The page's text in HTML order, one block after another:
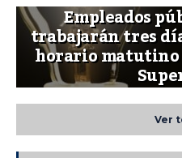
Empleados
trabajarán tres
horario
Ver